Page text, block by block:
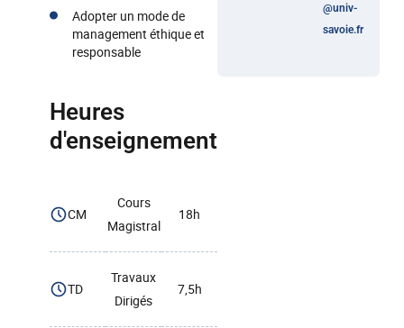
Adopter un mode de
management éthique et
responsable
Heures
d'enseignement
CM
Cours
Magistral
18h
TD
Travaux
Dirigés
7,5h
@univ-
savoie.fr